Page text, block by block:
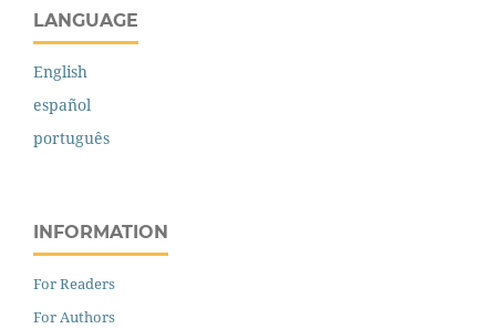
LANGUAGE
English
español
português
INFORMATION
For Readers
For Authors